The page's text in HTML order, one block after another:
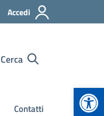
Accedi
Cerca
Contatti